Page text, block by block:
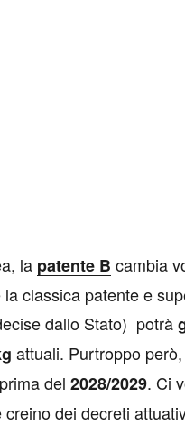
la patente B cambia
classica patente e
dallo Stato) potrà
attuali. Purtroppo
del 2028/2029. Ci
dei decreti